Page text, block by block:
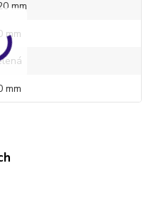
mm
mm
mm